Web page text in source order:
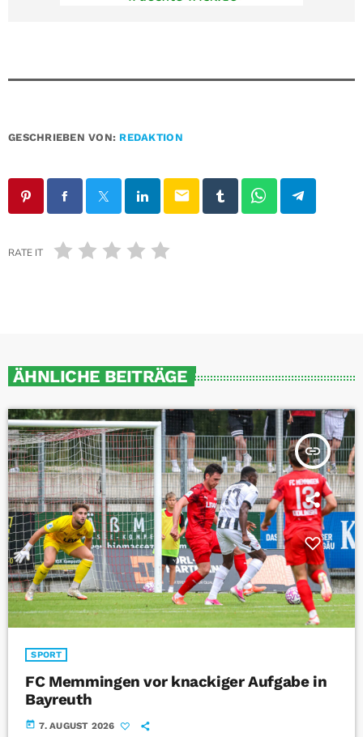
GESCHRIEBEN VON: REDAKTION
email
RATE IT
ÄHNLICHE BEITRÄGE
insert_link
SPORT
FC Memmingen vor knackiger Aufgabe in
Bayreuth
today 7. AUGUST 2026